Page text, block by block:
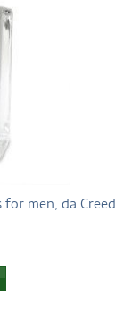
for men, da Creed